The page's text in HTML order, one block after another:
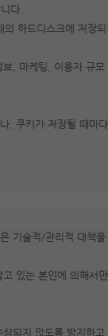
다.
하드디스크에 저장
, 마케팅, 이용자 규
, 쿠키가 저장될 때마
기술적/관리적 대책
있는 본인에 의해서
되지 않도록 방지하